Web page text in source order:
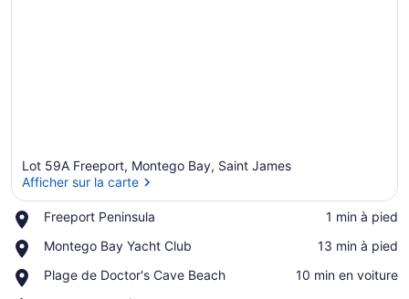
Lot 59A Freeport, Montego Bay, Saint James
Afficher sur la carte
Freeport Peninsula
Place,
Peninsula
‪1 min à pied‬
Montego Bay Yacht Club
Place,
Bay
‪13 min à pied‬
Plage de Doctor's Cave Beach
Place,
‪10 min en voiture‬